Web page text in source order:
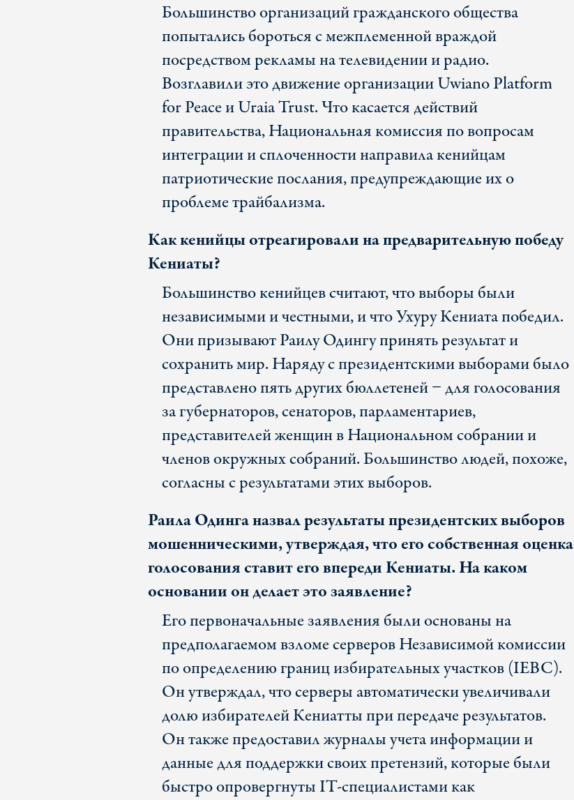
Большинство организаций гражданского общества
попытались бороться с межплеменной враждой
посредством рекламы на телевидении и радио.
Возглавили это движение организации Uwiano Platform
for Peace и Uraia Trust. Что касается действий
правительства, Национальная комиссия по вопросам
интеграции и сплоченности направила кенийцам
патриотические послания, предупреждающие их о
проблеме трайбализма.
Как кенийцы отреагировали на предварительную победу
Кениаты?
Большинство кенийцев считают, что выборы были
независимыми и честными, и что Ухуру Кениата победил.
Они призывают Раилу Одингу принять результат и
сохранить мир. Наряду с президентскими выборами было
представлено пять других бюллетеней − для голосования
за губернаторов, сенаторов, парламентариев,
представителей женщин в Национальном собрании и
членов окружных собраний. Большинство людей, похоже,
согласны с результатами этих выборов.
Раила Одинга назвал результаты президентских выборов
мошенническими, утверждая, что его собственная оценка
голосования ставит его впереди Кениаты. На каком
основании он делает это заявление?
Его первоначальные заявления были основаны на
предполагаемом взломе серверов Независимой комиссии
по определению границ избирательных участков (IEBC).
Он утверждал, что серверы автоматически увеличивали
долю избирателей Кениатты при передаче результатов.
Он также предоставил журналы учета информации и
данные для поддержки своих претензий, которые были
быстро опровергнуты IT-специалистами как